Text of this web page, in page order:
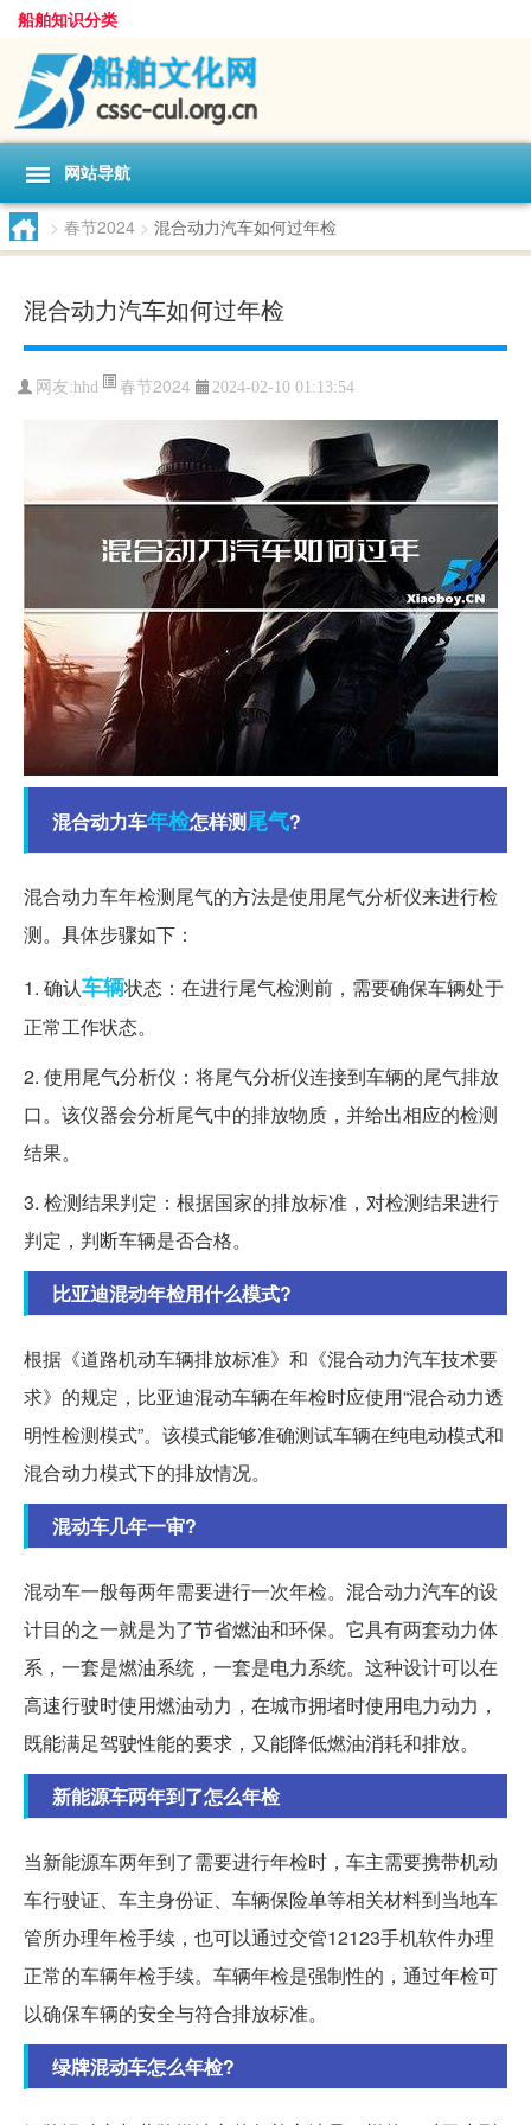
船舶知识分类
网站导航
> 春节2024 > 混合动力汽车如何过年检
混合动力汽车如何过年检
网友:hhd 春节2024 2024-02-10 01:13:54
混合动力车年检怎样测尾气?
混合动力车年检测尾气的方法是使用尾气分析仪来进行检
测。具体步骤如下：
1. 确认车辆状态：在进行尾气检测前，需要确保车辆处于
正常工作状态。
2. 使用尾气分析仪：将尾气分析仪连接到车辆的尾气排放
口。该仪器会分析尾气中的排放物质，并给出相应的检测
结果。
3. 检测结果判定：根据国家的排放标准，对检测结果进行
判定，判断车辆是否合格。
比亚迪混动年检用什么模式?
根据《道路机动车辆排放标准》和《混合动力汽车技术要
求》的规定，比亚迪混动车辆在年检时应使用“混合动力透
明性检测模式”。该模式能够准确测试车辆在纯电动模式和
混合动力模式下的排放情况。
混动车几年一审?
混动车一般每两年需要进行一次年检。混合动力汽车的设
计目的之一就是为了节省燃油和环保。它具有两套动力体
系，一套是燃油系统，一套是电力系统。这种设计可以在
高速行驶时使用燃油动力，在城市拥堵时使用电力动力，
既能满足驾驶性能的要求，又能降低燃油消耗和排放。
新能源车两年到了怎么年检
当新能源车两年到了需要进行年检时，车主需要携带机动
车行驶证、车主身份证、车辆保险单等相关材料到当地车
管所办理年检手续，也可以通过交管12123手机软件办理
正常的车辆年检手续。车辆年检是强制性的，通过年检可
以确保车辆的安全与符合排放标准。
绿牌混动车怎么年检?